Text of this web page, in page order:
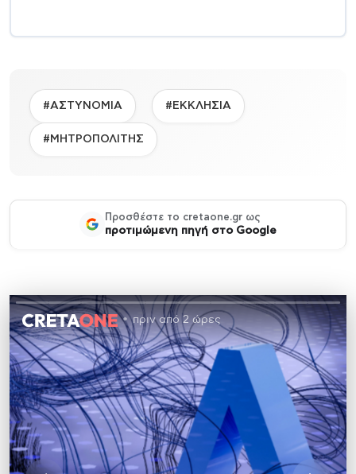
#ΑΣΤΥΝΟΜΙΑ #ΕΚΚΛΗΣΙΑ
#ΜΗΤΡΟΠΟΛΙΤΗΣ
Προσθέστε το cretaone.gr ως
προτιμώμενη πηγή στο Google
πριν από 2 ώρες